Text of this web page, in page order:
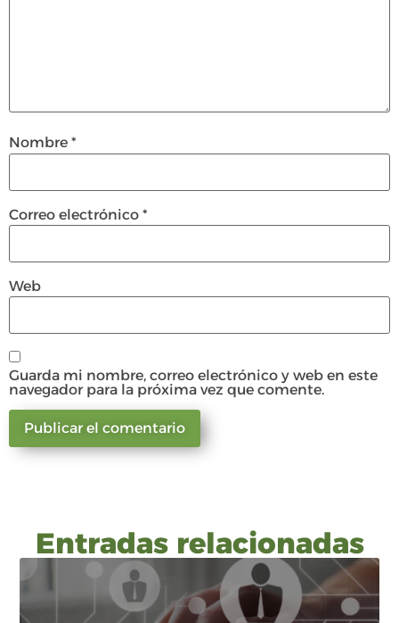
Nombre *
Correo electrónico *
Web
Guarda mi nombre, correo electrónico y web en este
navegador para la próxima vez que comente.
Entradas relacionadas